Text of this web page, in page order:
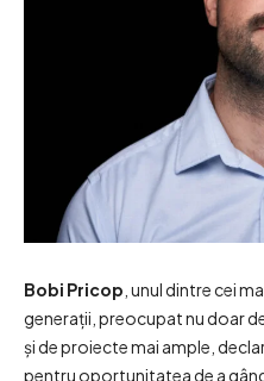
Bobi Pricop , unul dintre cei
generații, preocupat nu doar
și de proiecte mai ample,
pentru oportunitatea de a